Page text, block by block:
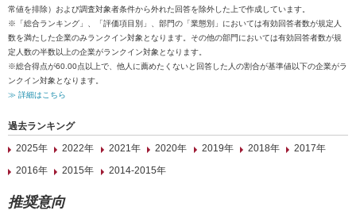
常値を排除）および調査対象者条件から外れた回答を除外した上で作成しています。
※「総合ランキング」、「評価項目別」、部門の「業態別」においては有効回答者数が規定人
数を満たした企業のみランクイン対象となります。その他の部門においては有効回答者数が規
定人数の半数以上の企業がランクイン対象となります。
※総合得点が60.00点以上で、他人に薦めたくないと回答した人の割合が基準値以下の企業がラ
ンクイン対象となります。
≫ 詳細はこちら
過去ランキング
2025年
2022年 2021年 2020年 2019年 2018年
2017年
2016年
2015年 2014-2015年
推奨意向